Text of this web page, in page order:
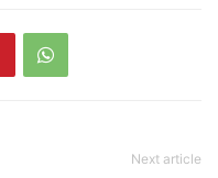
Next article